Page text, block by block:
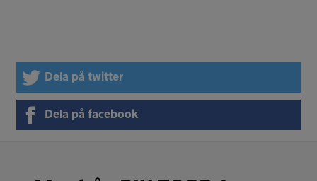
Dela på twitter
Dela på facebook